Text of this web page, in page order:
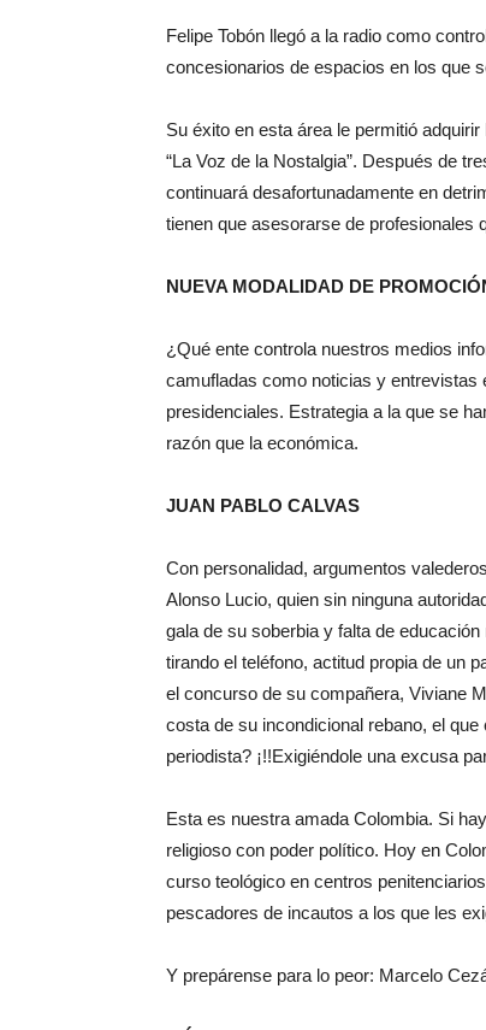
Felipe Tobón llegó a la radio como
concesionarios de espacios en los que
Su éxito en esta área le permitió
“La Voz de la Nostalgia”. Después de
continuará desafortunadamente en
tienen que asesorarse de profesionales
NUEVA MODALIDAD DE
¿Qué ente controla nuestros medios
camufladas como noticias y entrevistas
presidenciales. Estrategia a la que se
razón que la económica.
JUAN PABLO CALVAS
Con personalidad, argumentos
Alonso Lucio, quien sin ninguna
gala de su soberbia y falta de
tirando el teléfono, actitud propia de un
el concurso de su compañera, Viviane
costa de su incondicional rebano, el
periodista? ¡!!Exigiéndole una excusa
Esta es nuestra amada Colombia. Si
religioso con poder político. Hoy en
curso teológico en centros
pescadores de incautos a los que les
Y prepárense para lo peor: Marcelo